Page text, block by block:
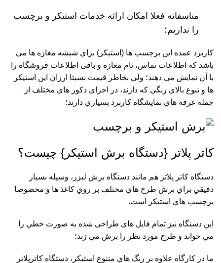
متاسفانه فعلا امکان ارائه خدمات استیکر و برچسب
را نداریم؛
کاربرد عمده اين برچسب ها (استیکر) براي شيشه مغازه ها مي
باشد که اطلاعات تماس، نام مغازه و باقی اطلاعات فروشگاه را
با آن نمايش مي دهند؛ ولي بخاطر قیمت نسبتا ارزان اين استيکر
ها و تنوع بالاي رنگي که دارند، در اجراي دکور هاي مختلف از
جمله غرفه هاي نمايشگاه کاربرد بسياري دارند؛
کاتر پلاتر {دستگاه برش استیکر} چيست؟
دستگاه کاتر پلاتر هم مانند دستگاه برش ليزر ، وسيله بسيار
دقيقي براي برش طرح هاي مختلف بر روي کاغذ ها و مخصوصا
برچسب هاي استيکر است.
اين دستگاه نيز تمام فايل هاي طراحي شده به صورت خطي را
مي خواند و طرح مورد نظر را برش مي زند؛
ما در کارگاه علاوه بر رنگ هاي متنوع استيکر، دستگاه کاترپلاتر